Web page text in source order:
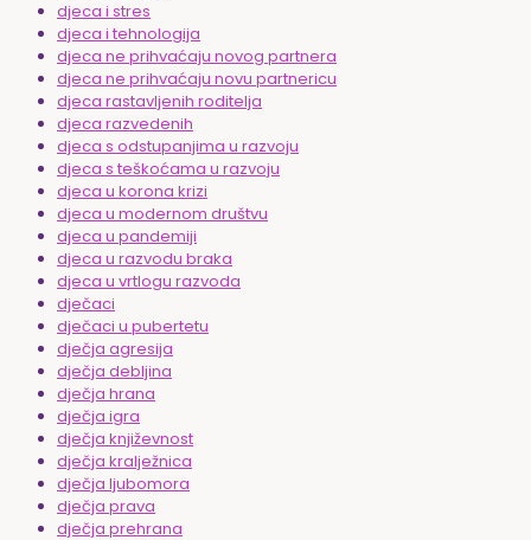
djeca i stres
djeca i tehnologija
djeca ne prihvaćaju novog partnera
djeca ne prihvaćaju novu partnericu
djeca rastavljenih roditelja
djeca razvedenih
djeca s odstupanjima u razvoju
djeca s teškoćama u razvoju
djeca u korona krizi
djeca u modernom društvu
djeca u pandemiji
djeca u razvodu braka
djeca u vrtlogu razvoda
dječaci
dječaci u pubertetu
dječja agresija
dječja debljina
dječja hrana
dječja igra
dječja književnost
dječja kralježnica
dječja ljubomora
dječja prava
dječja prehrana